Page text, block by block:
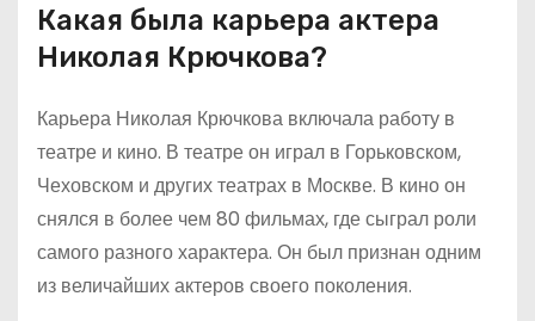
Какая была карьера актера
Николая Крючкова?
Карьера Николая Крючкова включала работу в
театре и кино. В театре он играл в Горьковском,
Чеховском и других театрах в Москве. В кино он
снялся в более чем 80 фильмах, где сыграл роли
самого разного характера. Он был признан одним
из величайших актеров своего поколения.